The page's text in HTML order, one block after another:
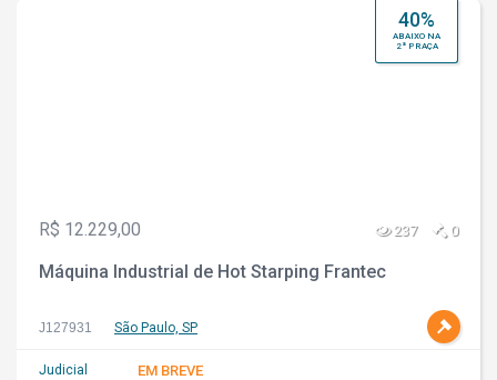
40%
ABAIXO NA
2ª PRAÇA
R$ 12.229,00 237 0
Máquina Industrial de Hot Starping Frantec
J127931 São Paulo, SP
Judicial
EM BREVE